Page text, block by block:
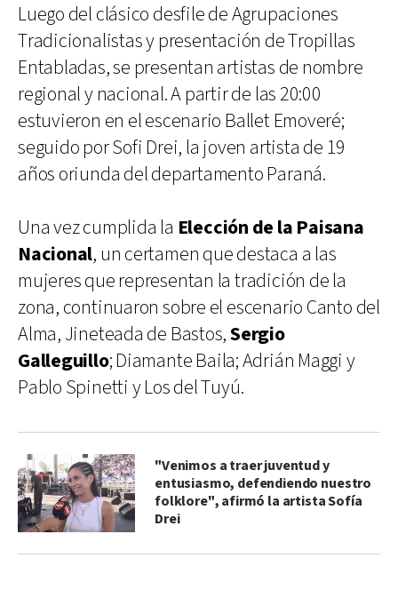
Luego del clásico desfile de Agrupaciones
Tradicionalistas y presentación de Tropillas
Entabladas, se presentan artistas de nombre
regional y nacional. A partir de las 20:00
estuvieron en el escenario Ballet Emoveré;
seguido por Sofi Drei, la joven artista de 19
años oriunda del departamento Paraná.
Una vez cumplida la Elección de la Paisana
Nacional, un certamen que destaca a las
mujeres que representan la tradición de la
zona, continuaron sobre el escenario Canto del
Alma, Jineteada de Bastos,Sergio
Galleguillo; Diamante Baila; Adrián Maggi y
Pablo Spinetti y Los del Tuyú.
"Venimos a traer juventud y
entusiasmo, defendiendo nuestro
folklore", afirmó la artista Sofía
Drei